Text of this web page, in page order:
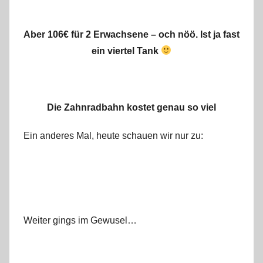
Aber 106€ für 2 Erwachsene – och nöö. Ist ja fast
ein viertel Tank
Die Zahnradbahn kostet genau so viel
Ein anderes Mal, heute schauen wir nur zu:
Weiter gings im Gewusel…